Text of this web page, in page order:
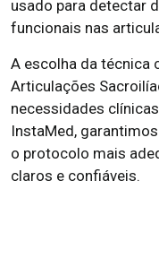
usado para detectar
funcionais nas
A escolha da técnica
Articulações
necessidades
InstaMed,
o protocolo mais
claros e confiáveis.